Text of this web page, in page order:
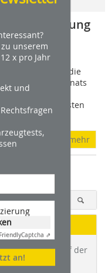
unserem
x pro Jahr
und
FriendlyCaptcha ⇗
an!
und Stärkung
in Ahaus und die
die Ende des Monats
haben mehr
es auf den ersten
diesem Jahr...
mehr
Hubertz auf der